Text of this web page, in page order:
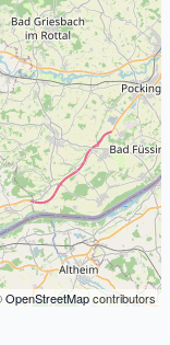
OpenStreetMapcontributors